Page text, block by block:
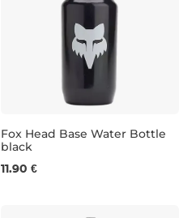
0,65L
Fox Head Base Water Bottle
black
11.90 €